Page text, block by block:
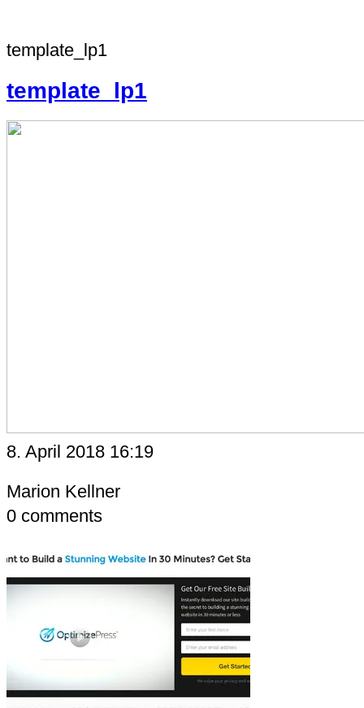
template_lp1
template_lp1
8. April 2018 16:19
Marion Kellner
0 comments